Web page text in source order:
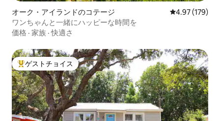
オーク・アイランドのコテージ レビュー179
4.97 (179)
ワンちゃんと一緒にハッピーな時間を
価格 · 家族 ·快適さ
大好評のゲストチョイスです。
ゲストチョイス